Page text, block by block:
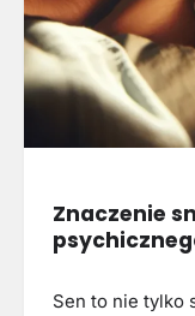
Znaczenie
Sen to nie tylko